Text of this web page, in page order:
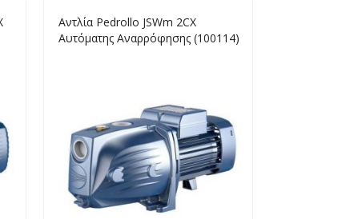
Αντλία Pedrollo JSWm 2CX
Αυτόματης Αναρρόφησης (100114)